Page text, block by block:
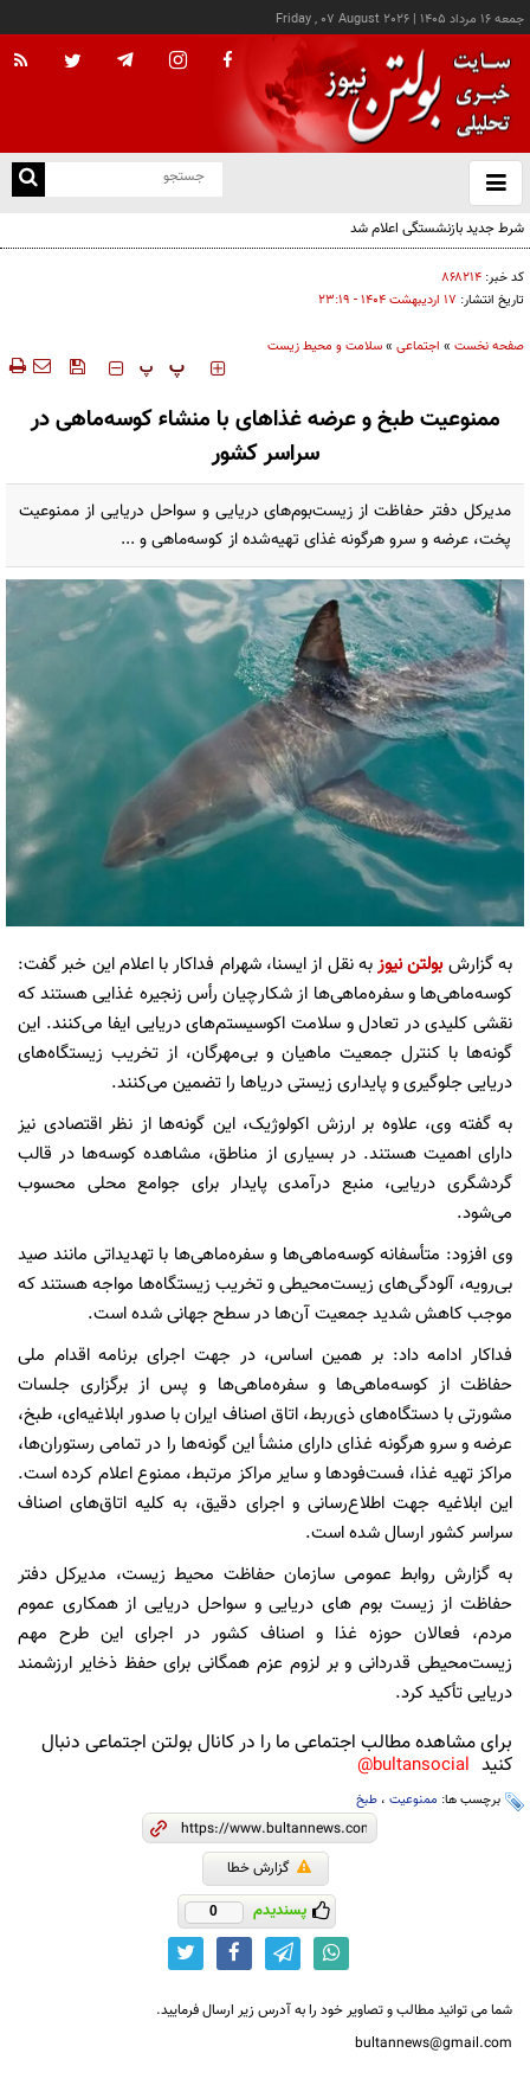
جمعه ۱۶ مرداد ۱۴۰۵ |
Friday , 07 August 2026
باز
و
شرط جدید بازنشستگی اعلام شد
کد خبر: ۸۶۸۲۱۴
تاریخ انتشار: ۱۷ ارديبهشت ۱۴۰۴ - ۲۳:۱۹
صفحه نخست » اجتماعی »سلامت و محیط زیست
‍‍‍ پ پ
ممنوعیت طبخ و عرضه غذاهای با منشاء کوسه‌ماهی در
سراسر کشور
مدیرکل دفتر حفاظت از زیست‌بوم‌های دریایی و سواحل دریایی از ممنوعیت
پخت، عرضه و سرو هرگونه غذای تهیه‌شده از کوسه‌ماهی و ...
به گزارشبولتن نیوزبه نقل از ایسنا، شهرام فداکار با اعلام این خبر گفت:
کوسه‌ماهی‌ها و سفره‌ماهی‌ها از شکارچیان رأس زنجیره غذایی هستند که
نقشی کلیدی در تعادل و سلامت اکوسیستم‌های دریایی ایفا می‌کنند. این
گونه‌ها با کنترل جمعیت ماهیان و بی‌مهرگان، از تخریب زیستگاه‌های
دریایی جلوگیری و پایداری زیستی دریاها را تضمین می‌کنند.
به گفته وی، علاوه بر ارزش اکولوژیک، این گونه‌ها از نظر اقتصادی نیز
دارای اهمیت‌ هستند. در بسیاری از مناطق، مشاهده کوسه‌ها در قالب
گردشگری دریایی، منبع درآمدی پایدار برای جوامع محلی محسوب
می‌شود.
وی افزود: متأسفانه کوسه‌ماهی‌ها و سفره‌ماهی‌ها با تهدیداتی مانند صید
بی‌رویه، آلودگی‌های زیست‌محیطی و تخریب زیستگاه‌ها مواجه هستند که
موجب کاهش شدید جمعیت آن‌ها در سطح جهانی شده است.
فداکار ادامه داد: بر همین اساس، در جهت اجرای برنامه اقدام ملی
حفاظت از کوسه‌ماهی‌ها و سفره‌ماهی‌ها و پس از برگزاری جلسات
مشورتی با دستگاه‌های ذی‌ربط، اتاق اصناف ایران با صدور ابلاغیه‌ای، طبخ،
عرضه و سرو هرگونه غذای دارای منشأ این گونه‌ها را در تمامی رستوران‌ها،
مراکز تهیه غذا، فست‌فودها و سایر مراکز مرتبط، ممنوع اعلام کرده است.
این ابلاغیه جهت اطلاع‌رسانی و اجرای دقیق، به کلیه اتاق‌های اصناف
سراسر کشور ارسال شده است.
به گزارش روابط عمومی سازمان حفاظت محیط زیست، مدیرکل دفتر
حفاظت از زیست بوم های دریایی و سواحل دریایی از همکاری عموم
مردم، فعالان حوزه غذا و اصناف کشور در اجرای این طرح مهم
زیست‌محیطی قدردانی و بر لزوم عزم همگانی برای حفظ ذخایر ارزشمند
دریایی تأکید کرد.
برای مشاهده مطالب اجتماعی ما را در کانال بولتن اجتماعی دنبال
کنید bultansocial@
برچسب ها: ممنوعیت ، طبخ
گزارش خطا
پسندیدم 0
شما می توانید مطالب و تصاویر خود را به آدرس زیر ارسال فرمایید.
bultannews@gmail.com